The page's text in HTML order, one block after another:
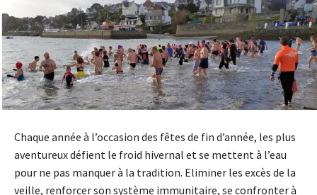
Chaque année à l’occasion des fêtes de fin d’année, les plus
aventureux défient le froid hivernal et se mettent à l’eau
pour ne pas manquer à la tradition. Eliminer les excès de la
veille, renforcer son système immunitaire, se confronter à